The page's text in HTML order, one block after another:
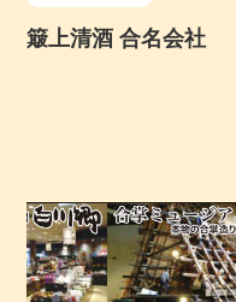
簸上清酒 合名会社